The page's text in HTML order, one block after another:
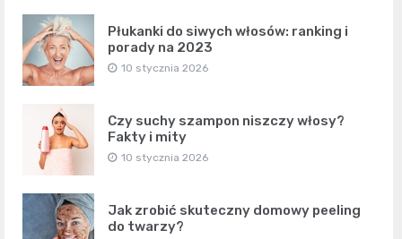
Płukanki do siwych włosów: ranking i
porady na 2023
10 stycznia 2026
Czy suchy szampon niszczy włosy?
Fakty i mity
10 stycznia 2026
Jak zrobić skuteczny domowy peeling
do twarzy?